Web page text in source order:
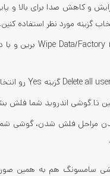
و کاهش صدا برای بالا و
تا گوشی اندروید شما فلش
مراحل فلش شدن، گوشی
سامسونگ هم به همین